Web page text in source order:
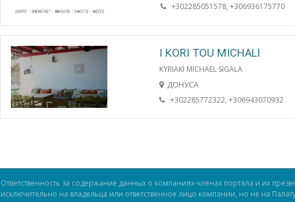
+302285051578, +306936175770
I KORI TOU MICHALI
KYRIAKI MICHAEL SIGALA
ДОНУСА
+302285772322, +306943070932
Ответственность за содержание данных о компаниях-членах портала и их
исключительно на владельца или ответственное лицо компании, но не на